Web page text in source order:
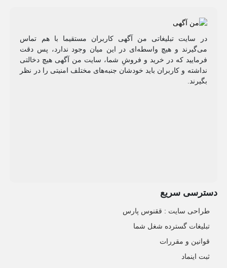
در سایت تبلیغاتی من آگهی کاربران مستقیما با هم تماس
می‌گیرند و هیچ واسطه‌ای در این میان وجود ندارد، پس دقت
فرمایید که در خرید و فروشِ شما، سایت من آگهی هیچ دخالتی
نداشته و کاربران باید خودشان جنبه‌های مختلف امنیتی را در نظر
بگیرند.
دسترسی سریع
طراحی سایت :‌ ققنوس پارس
تبلیغات گسترده شغل شما
قوانین و مقررات
ثبت اینماد